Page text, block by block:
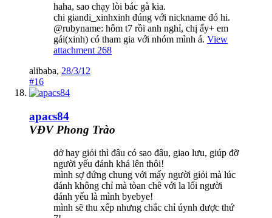
haha, sao chạy lòi bác gà kia.
chi giandi_xinhxinh đúng với nickname đó hi.
@rubyname: hôm t7 rồi anh nghỉ, chị ấy+ em
gái(xinh) có tham gia với nhóm mình á. View
attachment 268
alibaba, 28/3/12
#16
apacs84
VĐV Phong Trào
dở hay giỏi thì đâu có sao đâu, giao lưu, giúp đỡ
người yếu đánh khá lên thôi!
mình sợ đứng chung với mấy người giỏi mà lúc
đánh không chỉ mà tòan chê với la lối người
đánh yếu là mình byebye!
mình sẽ thu xếp nhưng chắc chỉ úynh được thứ